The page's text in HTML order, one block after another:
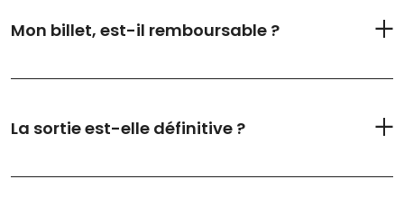
Mon billet, est-il remboursable ?
La sortie est-elle définitive ?